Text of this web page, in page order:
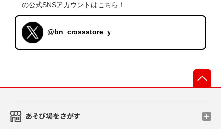
の公式SNSアカウントはこちら！
@bn_crossstore_y
あそび場をさがす